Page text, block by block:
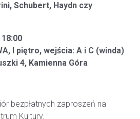
Schubert, Haydn czy
18:00
I piętro, wejścia: A i C (winda)
4, Kamienna Góra
bezpłatnych zaproszeń na
Kultury.